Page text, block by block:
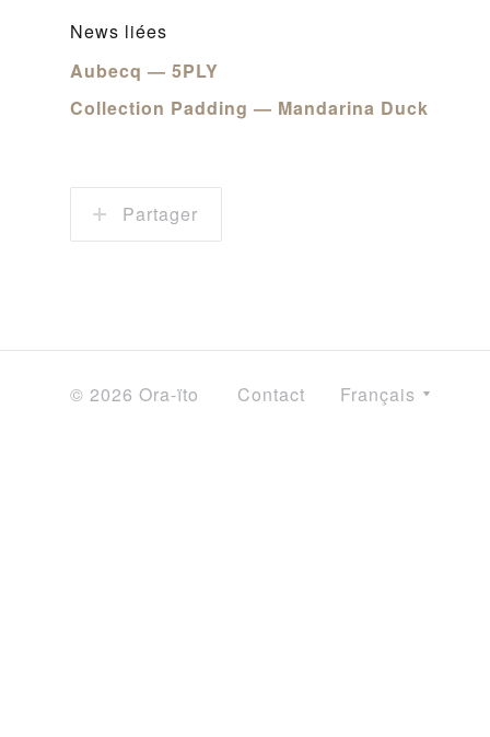
News liées
Aubecq — 5PLY
Collection Padding — Mandarina Duck
Partager
© 2026 Ora-ïto Contact Français